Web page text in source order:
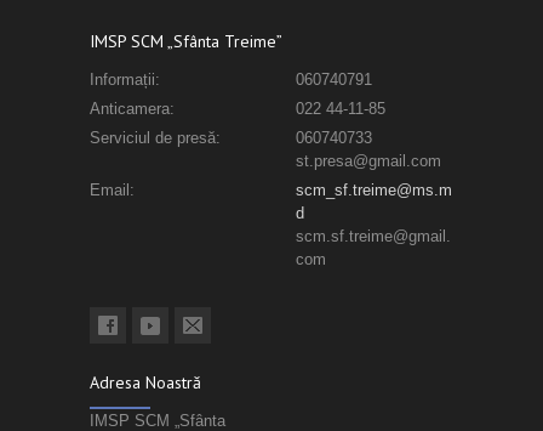
IMSP SCM „Sfânta Treime”
Informații:
060740791
Anticamera:
022 44-11-85
Serviciul de presă:
060740733
st.presa@gmail.com
Email:
scm_sf.treime@ms.m
d
scm.sf.treime@gmail.
com
Adresa Noastră
IMSP SCM „Sfânta